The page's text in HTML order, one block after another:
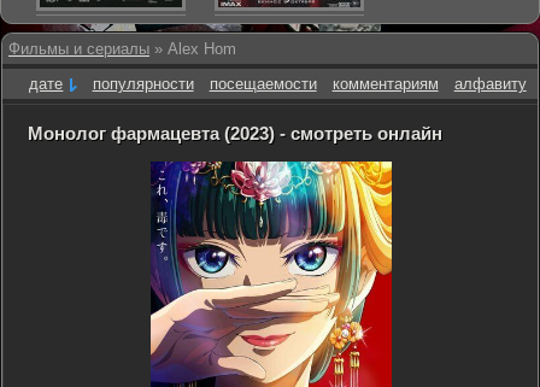
Фильмы и сериалы » Alex Hom
дате
популярности посещаемости комментариям алфавиту
Монолог фармацевта (2023) - смотреть онлайн